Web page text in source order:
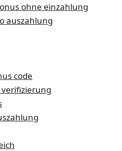
ohne einzahlung
auszahlung
code